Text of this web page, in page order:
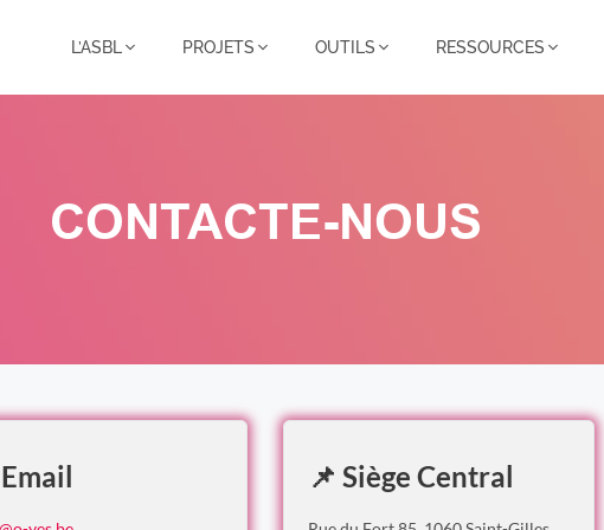
L’ASBL PROJETS OUTILS RESSOURCES
CONTACTE-NOUS
📌 Siège Central